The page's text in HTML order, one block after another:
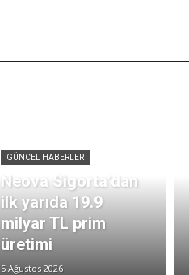
GÜNCEL HABERLER
Neova Sigorta’dan
ilk yarıda 19.9
milyar TL prim
üretimi
5 Ağustos 2026